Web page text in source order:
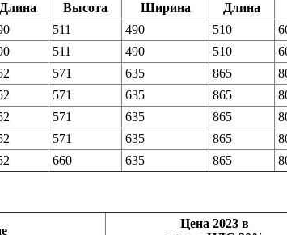
Длина
Высота Ширина Длина
511 490 510
511 490 510
571 635 865
571 635 865
571 635 865
571 635 865
660 635 865
Цена 2023 в